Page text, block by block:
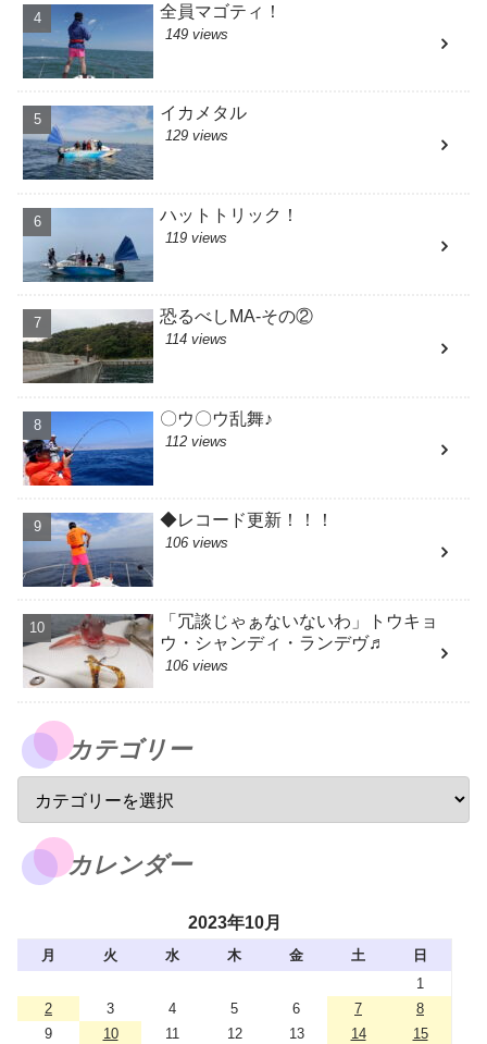
全員マゴティ！
149 views
イカメタル
129 views
ハットトリック！
119 views
恐るべしMA-その②
114 views
〇ウ〇ウ乱舞♪
112 views
◆レコード更新！！！
106 views
「冗談じゃぁないないわ」トウキョ
ウ・シャンディ・ランデヴ♬
106 views
カテゴリー
カレンダー
2023年10月
月 火 水 木 金 土
日
1
2
3 4 5 6 7
8
9
10 11 12 13 14
15